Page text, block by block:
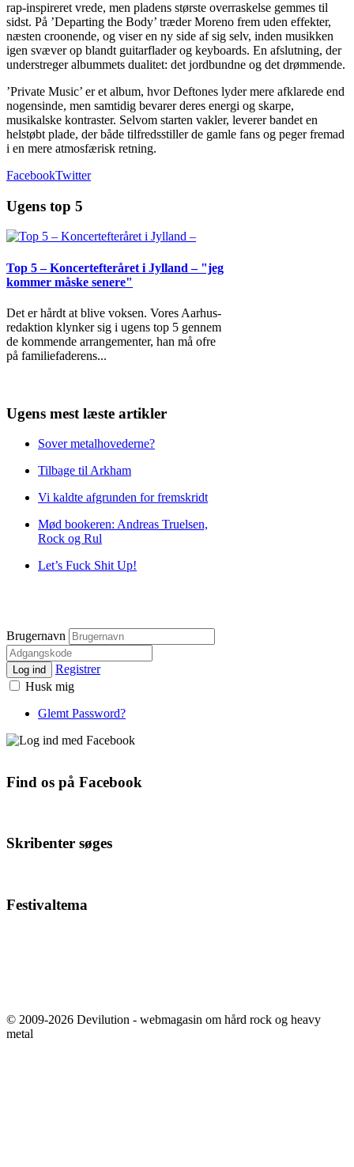
rap-inspireret vrede, men pladens største overraskelse gemmes til
sidst. På ’Departing the Body’ træder Moreno frem uden effekter,
næsten croonende, og viser en ny side af sig selv, inden musikken
igen svæver op blandt guitarflader og keyboards. En afslutning, der
understreger albummets dualitet: det jordbundne og det drømmende.
’Private Music’ er et album, hvor Deftones lyder mere afklarede end
nogensinde, men samtidig bevarer deres energi og skarpe,
musikalske kontraster. Selvom starten vakler, leverer bandet en
helstøbt plade, der både tilfredsstiller de gamle fans og peger fremad
i en mere atmosfærisk retning.
FacebookTwitter
Ugens top 5
Top 5 – Koncertefteråret i Jylland – "jeg
kommer måske senere"
Det er hårdt at blive voksen. Vores Aarhus-
redaktion klynker sig i ugens top 5 gennem
de kommende arrangementer, han må ofre
på familiefaderens...
Ugens mest læste artikler
Sover metalhovederne?
Tilbage til Arkham
Vi kaldte afgrunden for fremskridt
Mød bookeren: Andreas Truelsen,
Rock og Rul
Let’s Fuck Shit Up!
Brugernavn
Log ind
Registrer
Husk mig
Glemt Password?
Find os på Facebook
Skribenter søges
Festivaltema
© 2009-2026 Devilution - webmagasin om hård rock og heavy
metal